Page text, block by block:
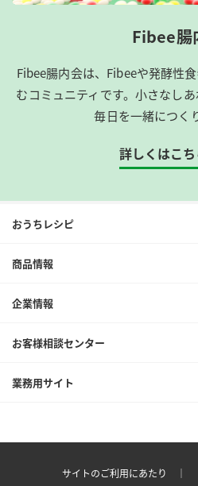
Fibee腸
Fibee腸内会は、​Fibeeや発酵性
むコミュニティです。​小さなし
毎日を一緒につく
詳しくはこち
おうちレシピ
商品情報
企業情報
お客様相談センター
業務用サイト
サイトのご利用にあたり ｜